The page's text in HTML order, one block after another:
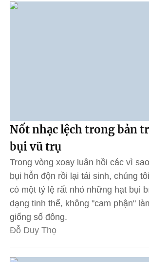
Nốt nhạc lệch trong bản
bụi vũ trụ
Trong vòng xoay luân hồi các vì
bụi hỗn độn rồi lại tái sinh, chúng
có một tỷ lệ rất nhỏ những hạt bụi
dạng tinh thể, không "cam phận"
giống số đông.
Đỗ Duy Thọ